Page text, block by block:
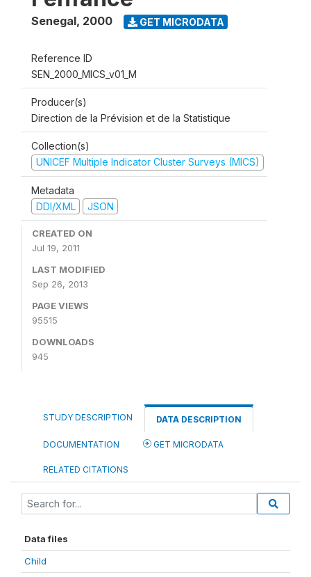
Senegal, 2000 GET MICRODATA
Reference ID
SEN_2000_MICS_v01_M
Producer(s)
Direction de la Prévision et de la Statistique
Collection(s)
UNICEF Multiple Indicator Cluster Surveys (MICS)
Metadata
DDI/XML
JSON
CREATED ON
Jul 19, 2011
LAST MODIFIED
Sep 26, 2013
PAGE VIEWS
95515
DOWNLOADS
945
STUDY DESCRIPTION DATA DESCRIPTION
DOCUMENTATION GET MICRODATA
RELATED CITATIONS
Data files
Child